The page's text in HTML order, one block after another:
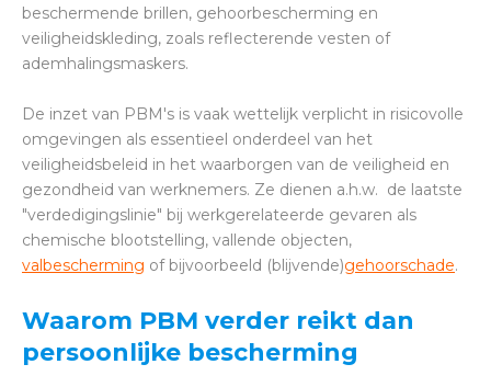
beschermende brillen, gehoorbescherming en
veiligheidskleding, zoals reflecterende vesten of
ademhalingsmaskers.
De inzet van PBM's is vaak wettelijk verplicht in risicovolle
omgevingen als essentieel onderdeel van het
veiligheidsbeleid in het waarborgen van de veiligheid en
gezondheid van werknemers. Ze dienen a.h.w. de laatste
"verdedigingslinie" bij werkgerelateerde gevaren als
chemische blootstelling, vallende objecten,
valbescherming of bijvoorbeeld (blijvende)gehoorschade.
Waarom PBM verder reikt dan
persoonlijke bescherming